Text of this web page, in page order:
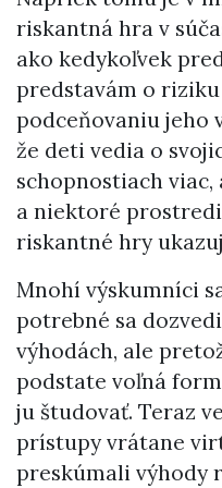
riskantná hra v
ako kedykoľvek
predstavám o
podceňovaniu jeho
že deti vedia o
schopnostiach viac,
a niektoré
riskantné hry
Mnohí výskumníci
potrebné sa
výhodách, ale
podstate voľná
ju študovať. Teraz
prístupy vrátane
preskúmali výhody